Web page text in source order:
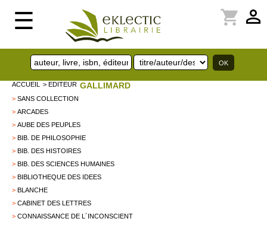
☰ perm_identity
shopping_cart
ACCUEIL > EDITEUR GALLIMARD
> SANS COLLECTION
> ARCADES
> AUBE DES PEUPLES
> BIB. DE PHILOSOPHIE
> BIB. DES HISTOIRES
> BIB. DES SCIENCES HUMAINES
> BIBLIOTHEQUE DES IDEES
> BLANCHE
> CABINET DES LETTRES
> CONNAISSANCE DE L´INCONSCIENT